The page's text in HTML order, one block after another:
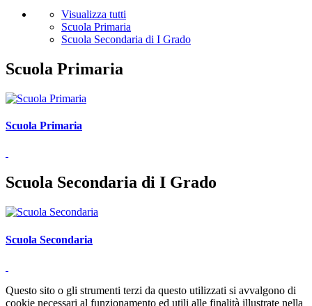
Visualizza tutti
Scuola Primaria
Scuola Secondaria di I Grado
Scuola Primaria
Scuola Primaria
Scuola Secondaria di I Grado
Scuola Secondaria
Questo sito o gli strumenti terzi da questo utilizzati si avvalgono di
cookie necessari al funzionamento ed utili alle finalità illustrate nella